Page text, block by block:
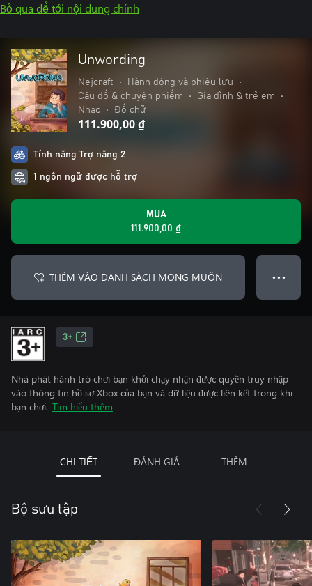
Bỏ qua để tới nội dung chính
Unwording
Nejcraft • Hành động và phiêu lưu
•
Câu đố & chuyện phiếm
• Gia đình & trẻ em
•
Nhạc
• Đố chữ
111.900,00 ₫
Tính năng Trợ năng 2
1 ngôn ngữ được hỗ trợ
MUA
111.900,00 ₫
THÊM VÀO DANH SÁCH MONG MUỐN ● ● ●
3+
Nhà phát hành trò chơi bạn khởi chạy nhận được quyền truy nhập
vào thông tin hồ sơ Xbox của bạn và dữ liệu được liên kết trong khi
bạn chơi. Tìm hiểu thêm
CHI TIẾT ĐÁNH GIÁ THÊM
Bộ sưu tập